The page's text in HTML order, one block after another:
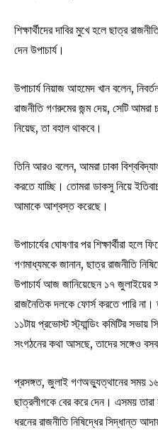
শিক্ষার্থীদের দাবির মুখে হলে ছাত্র
দেন উপাচার্য।
উপাচার্য নিয়াজ আহমেদ খান বলেন,
রাজনীতি গণরুমের জন্ম দেয়, সেটি
নিয়েছ, তা বহাল থাকবে।
তিনি আরও বলেন, আমরা ঢাকা
করতে যাচ্ছি। তোমরা ডাকসু নিয়ে
আমাকে আশ্বস্ত করেছে।
উপাচার্যের ঘোষণার পর শিক্ষার্থীরা
গণমাধ্যমকে জানান, ছাত্র রাজনীতি
উপাচার্য আজ জানিয়েছেন ১৭
রাজনৈতিক দলকে ফোর্স করতে পারি না।
১১টায় প্রভোস্ট স্ট্যান্ডিং কমিটির
সংগঠনের কথা আসছে, তাদের সঙ্গেও
প্রসঙ্গত, জুলাই গণঅভ্যুত্থানের সময় ১৬
ছাত্রলীগকে বের করে দেন। এসময়
ধরনের রাজনীতি নিষিদ্ধের সিদ্ধান্ত